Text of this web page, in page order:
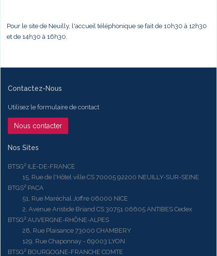
Pour le site de Neuilly, l'accueil téléphonique se fait de 10h30 à 12h30
et de 14h30 à 16h30.
Contactez-Nous
Utilisez le formulaire de contact
Nous contacter
Nos Sites
BTSG² ILE-DE-FRANCE
15, Rue de l'Hôtel ville CS 70005 92200 NEUILLY-SUR-SEINE
BTGS² PACA
51, Rue Maréchal Joffre 06000 NICE
2, Avenue Aristide Briand CS 30751 06605 ANTIBES Cedex
BTSG² AUVERGNE-RHÔNE-ALPES
28, Rue Plaisance 73000 CHAMBERY
129, Rue Chaponnay - 69003 LYON
BTSG² BOURGOGNE-FRANCHE COMTE